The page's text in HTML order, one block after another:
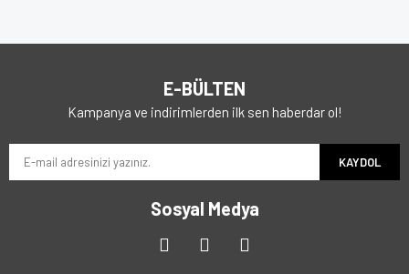
E-BÜLTEN
Kampanya ve indirimlerden ilk sen haberdar ol!
KAYDOL
Sosyal Medya